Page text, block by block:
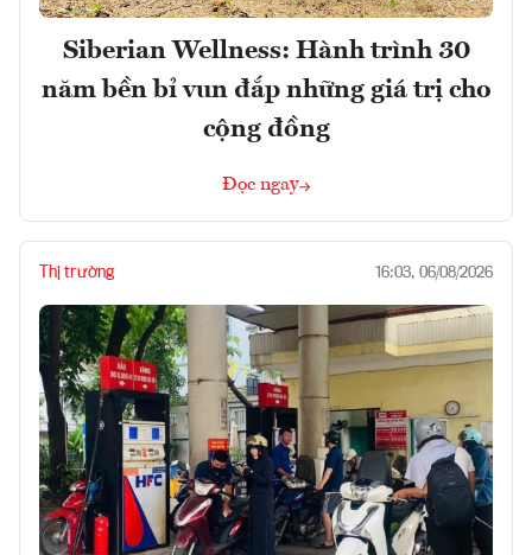
Siberian Wellness: Hành trình 30
năm bền bỉ vun đắp những giá trị cho
cộng đồng
Đọc ngay
Thị trường 16:03, 06/08/2026